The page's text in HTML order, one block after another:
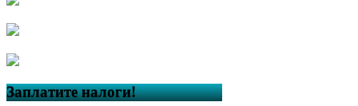
Заплатите налоги!